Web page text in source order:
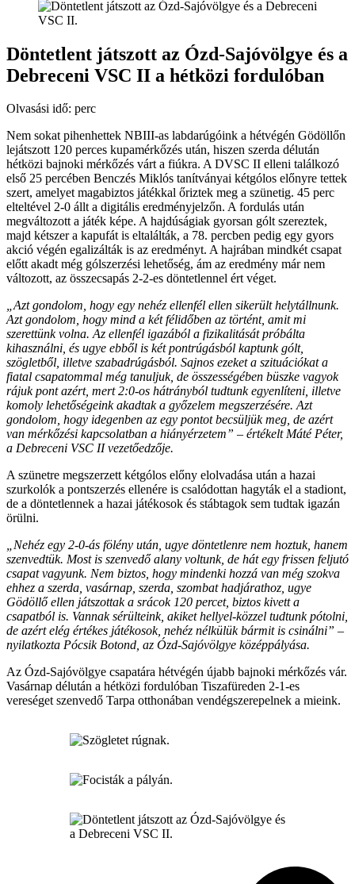
Döntetlent játszott az Ózd-Sajóvölgye és a
Debreceni VSC II a hétközi fordulóban
Olvasási idő: perc
Nem sokat pihenhettek NBIII-as labdarúgóink a hétvégén Gödöllőn
lejátszott 120 perces kupamérkőzés után, hiszen szerda délután
hétközi bajnoki mérkőzés várt a fiúkra. A DVSC II elleni találkozó
első 25 percében Benczés Miklós tanítványai kétgólos előnyre tettek
szert, amelyet magabiztos játékkal őriztek meg a szünetig. 45 perc
elteltével 2-0 állt a digitális eredményjelzőn. A fordulás után
megváltozott a játék képe. A hajdúságiak gyorsan gólt szereztek,
majd kétszer a kapufát is eltalálták, a 78. percben pedig egy gyors
akció végén egalizálták is az eredményt. A hajrában mindkét csapat
előtt akadt még gólszerzési lehetőség, ám az eredmény már nem
változott, az összecsapás 2-2-es döntetlennel ért véget.
„Azt gondolom, hogy egy nehéz ellenfél ellen sikerült helytállnunk.
Azt gondolom, hogy mind a két félidőben az történt, amit mi
szerettünk volna. Az ellenfél igazából a fizikalitását próbálta
kihasználni, és ugye ebből is két pontrúgásból kaptunk gólt,
szögletből, illetve szabadrúgásból. Sajnos ezeket a szituációkat a
fiatal csapatommal még tanuljuk, de összességében büszke vagyok
rájuk pont azért, mert 2:0-os hátrányból tudtunk egyenlíteni, illetve
komoly lehetőségeink akadtak a győzelem megszerzésére. Azt
gondolom, hogy idegenben az egy pontot becsüljük meg, de azért
van mérkőzési kapcsolatban a hiányérzetem” – értékelt Máté Péter,
a Debreceni VSC II vezetőedzője.
A szünetre megszerzett kétgólos előny elolvadása után a hazai
szurkolók a pontszerzés ellenére is csalódottan hagyták el a stadiont,
de a döntetlennek a hazai játékosok és stábtagok sem tudtak igazán
örülni.
„Nehéz egy 2-0-ás fölény után, ugye döntetlenre nem hoztuk, hanem
szenvedtük. Most is szenvedő alany voltunk, de hát egy frissen feljutó
csapat vagyunk. Nem biztos, hogy mindenki hozzá van még szokva
ehhez a szerda, vasárnap, szerda, szombat hadjárathoz, ugye
Gödöllő ellen játszottak a srácok 120 percet, biztos kivett a
csapatból is. Vannak sérülteink, akiket hellyel-közzel tudtunk pótolni,
de azért elég értékes játékosok, nehéz nélkülük bármit is csinálni” –
nyilatkozta Pócsik Botond, az Ózd-Sajóvölgye középpályása.
Az Ózd-Sajóvölgye csapatára hétvégén újabb bajnoki mérkőzés vár.
Vasárnap délután a hétközi fordulóban Tiszafüreden 2-1-es
vereséget szenvedő Tarpa otthonában vendégszerepelnek a mieink.